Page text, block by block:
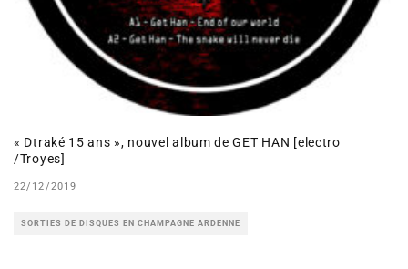
« Dtraké 15 ans », nouvel album de GET HAN [electro
/Troyes]
22/12/2019
SORTIES DE DISQUES EN CHAMPAGNE ARDENNE